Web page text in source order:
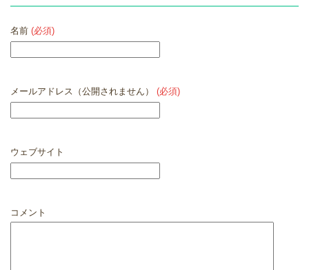
名前 (必須)
メールアドレス（公開されません） (必須)
ウェブサイト
コメント